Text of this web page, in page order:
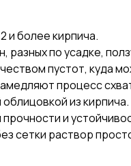
и более кирпича.
по усадке,
пустот, куда
процесс
из кирпича.
и
сетки раствор